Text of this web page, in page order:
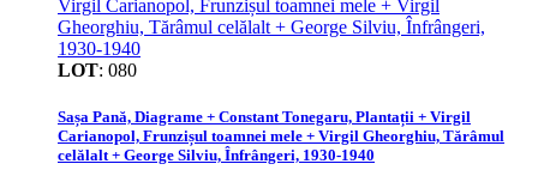
LOT: 080
Sașa Pană, Diagrame + Constant Tonegaru, Plantații + Virgil
Carianopol, Frunzișul toamnei mele + Virgil Gheorghiu, Tărâmul
celălalt + George Silviu, Înfrângeri, 1930-1940